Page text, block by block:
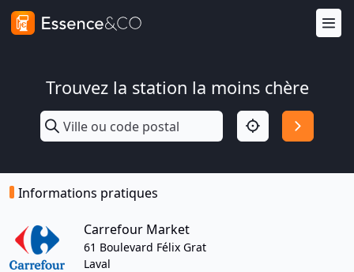
Trouvez la station la moins chère
Informations pratiques
Carrefour Market
61 Boulevard Félix Grat
Laval